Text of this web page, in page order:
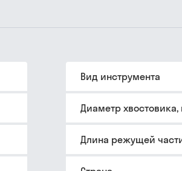
Вид инструмента
Диаметр
Длина режущей